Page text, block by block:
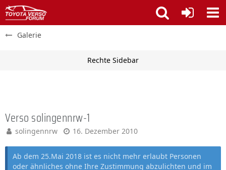
Galerie
Verso solingennrw-1
solingennrw 16. Dezember 2010
Ab dem 25.Mai 2018 ist es nicht mehr erlaubt Personen
oder ähnliches ohne Ihre Zustimmung abzulichten und im